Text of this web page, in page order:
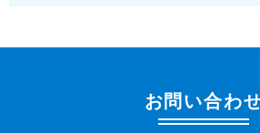
お問い合わ